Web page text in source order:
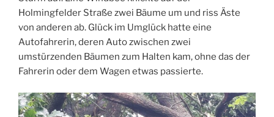
Holmingfelder Straße zwei Bäume um und riss Äste
von anderen ab. Glück im Umglück hatte eine
Autofahrerin, deren Auto zwischen zwei
umstürzenden Bäumen zum Halten kam, ohne das der
Fahrerin oder dem Wagen etwas passierte.